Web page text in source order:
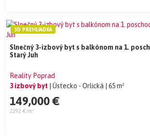
Slnečný 3-izbový byt s balkónom na 1.
Starý Juh
Reality Poprad
3 izbový byt
| Ústecko - Orlická | 65 m²
149,000 €
2292 €/m²
3D PREHLIADKA